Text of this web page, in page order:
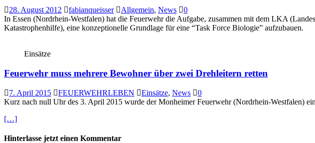
28. August 2012 fabianqueisser Allgemein, News
0
In Essen (Nordrhein-Westfalen) hat die Feuerwehr die Aufgabe, zusammen mit dem LKA
Katastrophenhilfe), eine konzeptionelle Grundlage für eine “Task Force Biologie” aufzubauen.
Einsätze
Feuerwehr muss mehrere Bewohner über zwei Drehleitern retten
7. April 2015 FEUERWEHRLEBEN Einsätze, News
0
Kurz nach null Uhr des 3. April 2015 wurde der Monheimer Feuerwehr (Nordrhein-Westfalen)
[…]
Hinterlasse jetzt einen Kommentar